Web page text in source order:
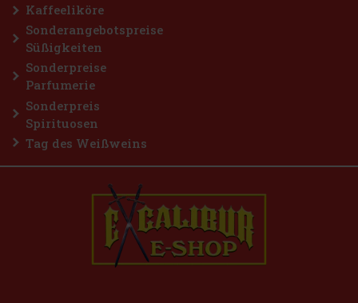
Kaffeeliköre
Sonderangebotspreise
Süßigkeiten
Sonderpreise
Parfumerie
Sonderpreis
Spirituosen
Tag des Weißweins